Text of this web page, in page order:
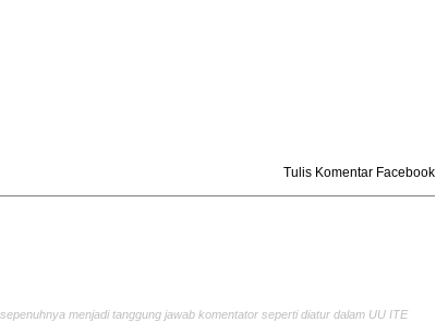
Tulis Komentar Facebook
menjadi tanggung jawab komentator seperti diatur dalam UU ITE